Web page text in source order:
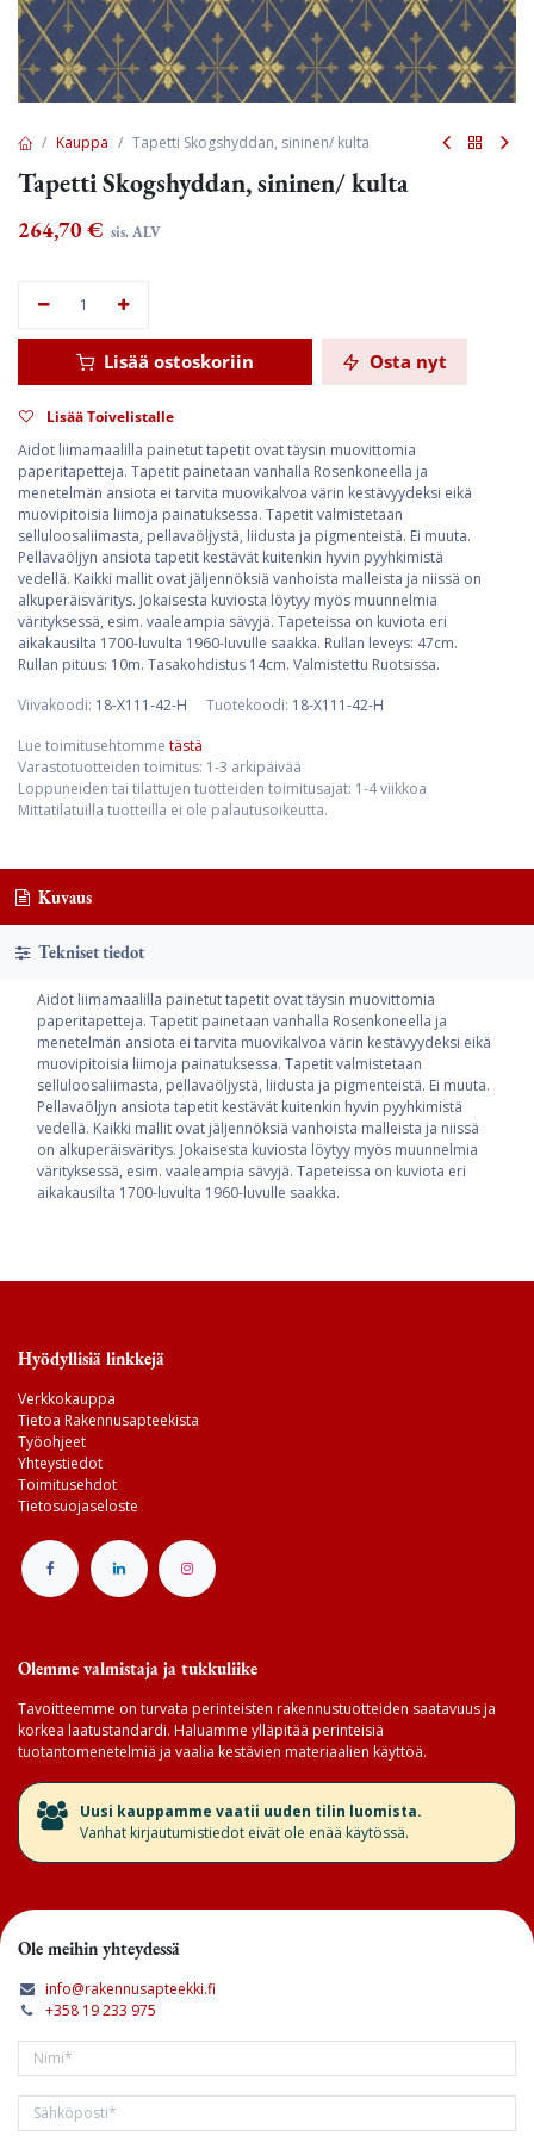
Kauppa Tapetti Skogshyddan, sininen/ kulta
Tapetti Skogshyddan, sininen/ kulta
264,70 € sis. ALV
Lisää ostoskoriin Osta nyt
Lisää Toivelistalle
Aidot liimamaalilla painetut tapetit ovat täysin muovittomia
paperitapetteja. Tapetit painetaan vanhalla Rosenkoneella ja
menetelmän ansiota ei tarvita muovikalvoa värin kestävyydeksi eikä
muovipitoisia liimoja painatuksessa. Tapetit valmistetaan
selluloosaliimasta, pellavaöljystä, liidusta ja pigmenteistä. Ei muuta.
Pellavaöljyn ansiota tapetit kestävät kuitenkin hyvin pyyhkimistä
vedellä. Kaikki mallit ovat jäljennöksiä vanhoista malleista ja niissä on
alkuperäisväritys. Jokaisesta kuviosta löytyy myös muunnelmia
värityksessä, esim. vaaleampia sävyjä. Tapeteissa on kuviota eri
aikakausilta 1700-luvulta 1960-luvulle saakka. Rullan leveys: 47cm.
Rullan pituus: 10m. Tasakohdistus 14cm. Valmistettu Ruotsissa.
Viivakoodi: 18-X111-42-H Tuotekoodi: 18-X111-42-H
Lue toimitusehtomme tästä
Varastotuotteiden toimitus: 1-3 arkipäivää
Loppuneiden tai tilattujen tuotteiden toimitusajat: 1-4 viikkoa
Mittatilatuilla tuotteilla ei ole palautusoikeutta.
Kuvaus
Tekniset tiedot
Aidot liimamaalilla painetut tapetit ovat täysin muovittomia
paperitapetteja. Tapetit painetaan vanhalla Rosenkoneella ja
menetelmän ansiota ei tarvita muovikalvoa värin kestävyydeksi eikä
muovipitoisia liimoja painatuksessa. Tapetit valmistetaan
selluloosaliimasta, pellavaöljystä, liidusta ja pigmenteistä. Ei muuta.
Pellavaöljyn ansiota tapetit kestävät kuitenkin hyvin pyyhkimistä
vedellä. Kaikki mallit ovat jäljennöksiä vanhoista malleista ja niissä
on alkuperäisväritys. Jokaisesta kuviosta löytyy myös muunnelmia
värityksessä, esim. vaaleampia sävyjä. Tapeteissa on kuviota eri
aikakausilta 1700-luvulta 1960-luvulle saakka.
Hyödyllisiä linkkejä
Verkkokauppa
Tietoa Rakennusapteekista
Työohjeet
Yhteystiedot
Toimitusehdot
Tietosuojaseloste
Olemme valmistaja ja tukkuliike
Tavoitteemme on turvata perinteisten rakennustuotteiden saatavuus ja
korkea laatustandardi. Haluamme ylläpitää perinteisiä
tuotantomenetelmiä ja vaalia kestävien materiaalien käyttöä.
​Uusi kauppamme vaatii uuden tilin luomista.
Vanhat kirjautumistiedot eivät ole enää käytössä.
Ole meihin yhteydessä
info@rakennusapteekki.fi
+358 19 233 975